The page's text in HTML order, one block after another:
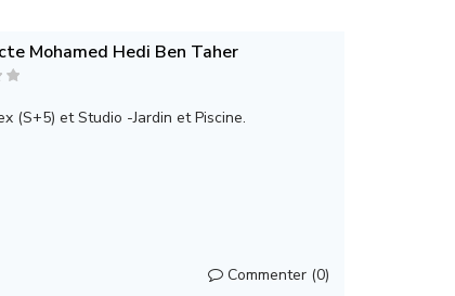
Mohamed Hedi Ben Taher
(S+5) et Studio -Jardin et Piscine.
Commenter (0)